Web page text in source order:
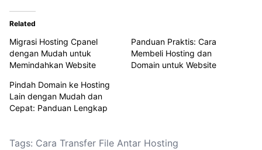
Related
Migrasi Hosting Cpanel
dengan Mudah untuk
Memindahkan Website
Panduan Praktis: Cara
Membeli Hosting dan
Domain untuk Website
Pindah Domain ke Hosting
Lain dengan Mudah dan
Cepat: Panduan Lengkap
Tags: Cara Transfer File Antar Hosting